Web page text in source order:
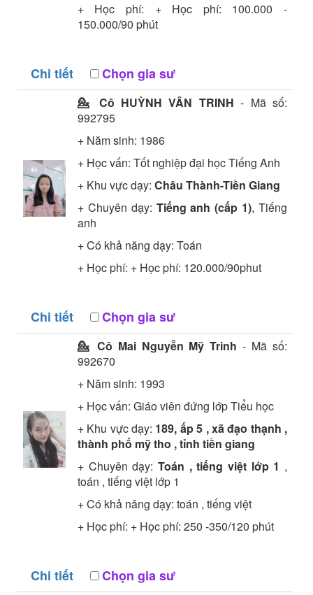
+ Học phí: + Học phí: 100.000 -
150.000/90 phút
Chi tiết Chọn gia sư
💁 Cô HUỲNH VÂN TRINH - Mã số:
992795
+ Năm sinh: 1986
+ Học vấn: Tốt nghiệp đại họcTiếng Anh
+ Khu vực dạy: Châu Thành-Tiền Giang
+ Chuyên dạy: Tiếng anh (cấp 1), Tiếng
anh
+ Có khả năng dạy: Toán
+ Học phí: + Học phí: 120.000/90phut
Chi tiết Chọn gia sư
💁 Cô Mai Nguyễn Mỹ Trinh - Mã số:
992670
+ Năm sinh: 1993
+ Học vấn: Giáo viên đứng lớpTiểu học
+ Khu vực dạy: 189, ấp 5 , xã đạo thạnh ,
thành phố mỹ tho , tỉnh tiền giang
+ Chuyên dạy: Toán , tiếng việt lớp 1 ,
toán , tiếng việt lớp 1
+ Có khả năng dạy: toán , tiếng việt
+ Học phí: + Học phí: 250 -350/120 phút
Chi tiết Chọn gia sư